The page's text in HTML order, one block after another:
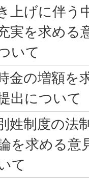
上げに伴う
実を求める
いて
金の増額を
出について
姓制度の法
を求める意
て